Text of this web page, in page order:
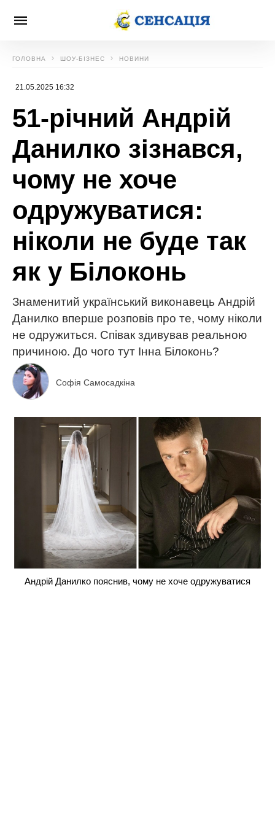
ГОЛОВНА ШОУ-БІЗНЕС НОВИНИ
21.05.2025 16:32
51-річний Андрій
Данилко зізнався,
чому не хоче
одружуватися:
ніколи не буде так
як у Білоконь
Знаменитий український виконавець Андрій
Данилко вперше розповів про те, чому ніколи
не одружиться. Співак здивував реальною
причиною. До чого тут Інна Білоконь?
Софія Самосадкіна
Андрій Данилко пояснив, чому не хоче одружуватися